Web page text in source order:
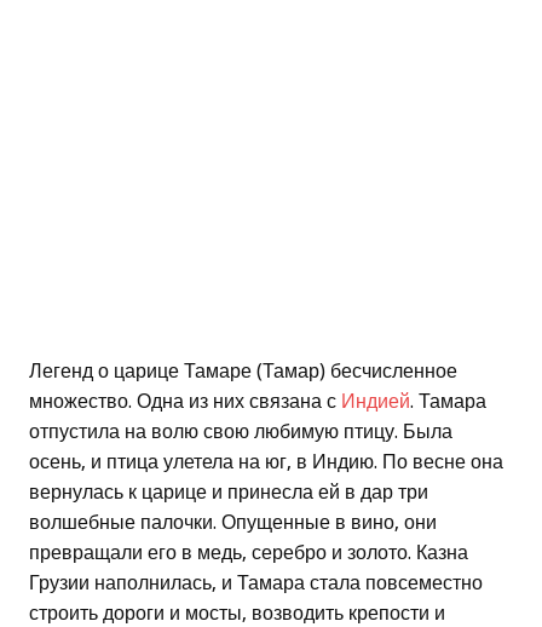
Легенд о царице Тамаре (Тамар) бесчисленное
множество. Одна из них связана с Индией. Тамара
отпустила на волю свою любимую птицу. Была
осень, и птица улетела на юг, в Индию. По весне она
вернулась к царице и принесла ей в дар три
волшебные палочки. Опущенные в вино, они
превращали его в медь, серебро и золото. Казна
Грузии наполнилась, и Тамара стала повсеместно
строить дороги и мосты, возводить крепости и